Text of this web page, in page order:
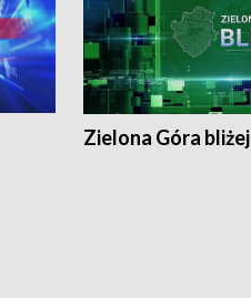
Zielona Góra bliżej